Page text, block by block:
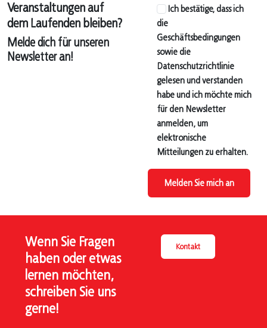
Veranstaltungen auf
dem Laufenden bleiben?
Melde dich für unseren
Newsletter an!
Ich bestätige, dass ich
die
Geschäftsbedingungen
sowie die
Datenschutzrichtlinie
gelesen und verstanden
habe und ich möchte mich
für den Newsletter
anmelden, um
elektronische
Mitteilungen zu erhalten.
Melden Sie mich an
Wenn Sie Fragen
haben oder etwas
lernen möchten,
schreiben Sie uns
gerne!
Kontakt